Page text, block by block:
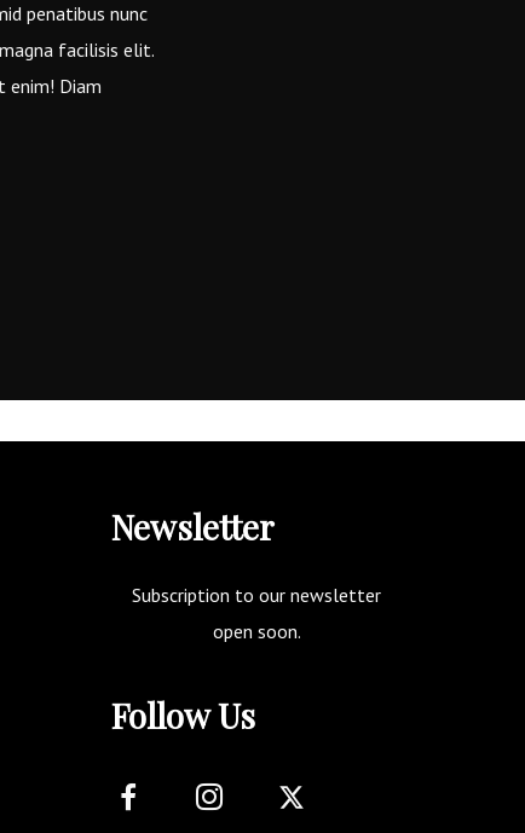
penatibus nunc
facilisis elit.
enim! Diam
Newsletter
Subscription to our newsletter
open soon.
Follow Us